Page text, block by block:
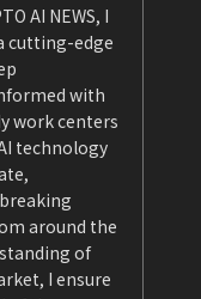
AI NEWS, I
cutting-edge
with
work centers
technology
around the
of
I ensure